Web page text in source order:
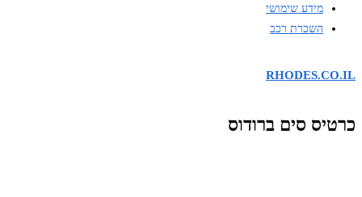
מידע שימושי
השכרת רכב
RHODES.CO.IL
כרטיס סים ברודוס